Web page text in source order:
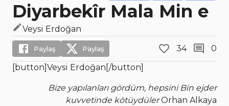
Diyarbekîr Mala Min e
Veysi Erdoğan
Paylaş Paylaş 34
0
[button]Veysi Erdoğan[/button]
Bize yapılanları gördüm, hepsini Bin ejder
kuvvetinde kötüydülerOrhan Alkaya